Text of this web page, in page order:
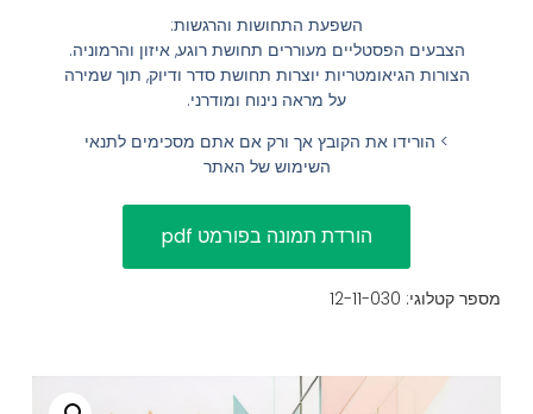
לאפס
את
כל
האפשרויות
השארת משוב
הצהרת נגישות
השפעת התחושות והרגשות:
הצבעים הפסטליים מעוררים תחושת רוגע, איזון והרמוניה.
הצורות הגיאומטריות יוצרות תחושת סדר ודיוק, תוך שמירה
על מראה נינוח ומודרני.
> הורידו את הקובץ אך ורק אם אתם מסכימים לתנאי
השימוש של האתר
מספר קטלוגי: 12-11-030